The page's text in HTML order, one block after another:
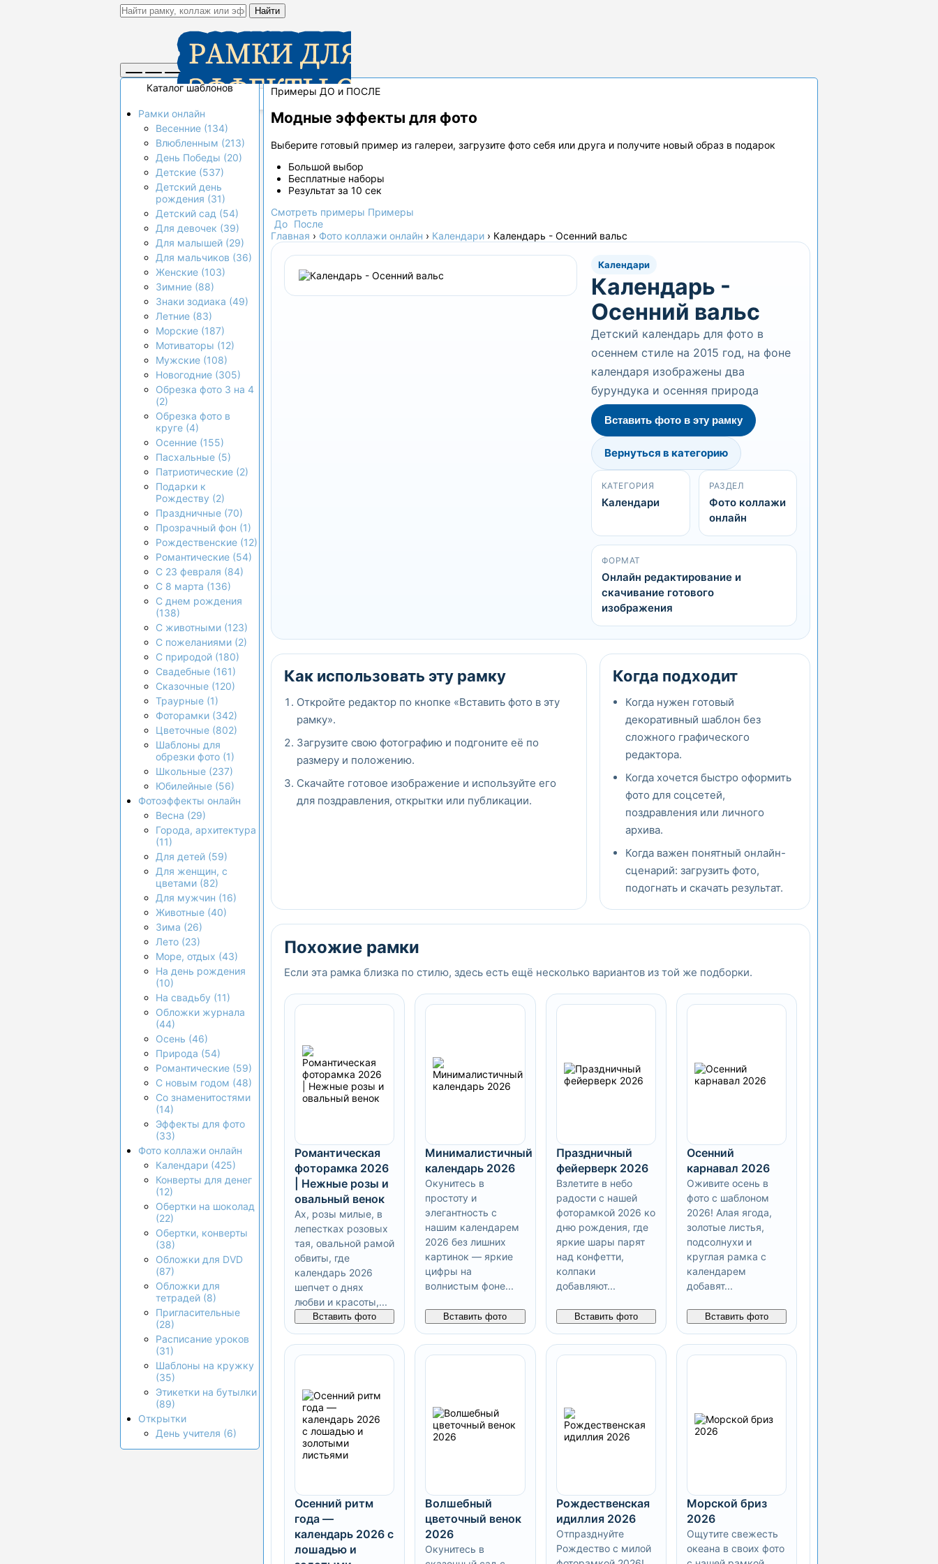
Найти
Каталог шаблонов
Рамки онлайн
Весенние (134)
Влюбленным (213)
День Победы (20)
Детские (537)
Детский день
рождения (31)
Детский сад (54)
Для девочек (39)
Для малышей (29)
Для мальчиков (36)
Женские (103)
Зимние (88)
Знаки зодиака (49)
Летние (83)
Морские (187)
Мотиваторы (12)
Мужские (108)
Новогодние (305)
Обрезка фото 3 на 4
(2)
Обрезка фото в
круге (4)
Осенние (155)
Пасхальные (5)
Патриотические (2)
Подарки к
Рождеству (2)
Праздничные (70)
Прозрачный фон (1)
Рождественские (12)
Романтические (54)
С 23 февраля (84)
С 8 марта (136)
С днем рождения
(138)
С животными (123)
С пожеланиями (2)
С природой (180)
Свадебные (161)
Сказочные (120)
Траурные (1)
Фоторамки (342)
Цветочные (802)
Шаблоны для
обрезки фото (1)
Школьные (237)
Юбилейные (56)
Фотоэффекты онлайн
Весна (29)
Города, архитектура
(11)
Для детей (59)
Для женщин, с
цветами (82)
Для мужчин (16)
Животные (40)
Зима (26)
Лето (23)
Море, отдых (43)
На день рождения
(10)
На свадьбу (11)
Обложки журнала
(44)
Осень (46)
Природа (54)
Романтические (59)
С новым годом (48)
Со знаменитостями
(14)
Эффекты для фото
(33)
Фото коллажи онлайн
Календари (425)
Конверты для денег
(12)
Обертки на шоколад
(22)
Обертки, конверты
(38)
Обложки для DVD
(87)
Обложки для
тетрадей (8)
Пригласительные
(28)
Расписание уроков
(31)
Шаблоны на кружку
(35)
Этикетки на бутылки
(89)
Открытки
День учителя (6)
Примеры ДО и ПОСЛЕ
Модные эффекты для фото
Выберите готовый пример из галереи, загрузите фото себя или друга и получите новый образ в подарок
Большой выбор
Бесплатные наборы
Результат за 10 сек
Смотреть примеры Примеры
До После
Главная › Фото коллажи онлайн › Календари › Календарь - Осенний вальс
Календари
Календарь -
Осенний вальс
Детский календарь для фото в
осеннем стиле на 2015 год, на фоне
календаря изображены два
бурундука и осенняя природа
Вставить фото в эту рамку
Вернуться в категорию
КАТЕГОРИЯ
Календари
РАЗДЕЛ
Фото коллажи
онлайн
ФОРМАТ
Онлайн редактирование и
скачивание готового
изображения
Как использовать эту рамку
Откройте редактор по кнопке «Вставить фото в эту
рамку».
Загрузите свою фотографию и подгоните её по
размеру и положению.
Скачайте готовое изображение и используйте его
для поздравления, открытки или публикации.
Когда подходит
Когда нужен готовый
декоративный шаблон без
сложного графического
редактора.
Когда хочется быстро оформить
фото для соцсетей,
поздравления или личного
архива.
Когда важен понятный онлайн-
сценарий: загрузить фото,
подогнать и скачать результат.
Похожие рамки
Если эта рамка близка по стилю, здесь есть ещё несколько вариантов из той же подборки.
Романтическая
фоторамка 2026
| Нежные розы и
овальный венок
Ах, розы милые, в
лепестках розовых
тая, овальной рамой
обвиты, где
календарь 2026
шепчет о днях
любви и красоты,...
Вставить фото
Минималистичный
календарь 2026
Окунитесь в
простоту и
элегантность с
нашим календарем
2026 без лишних
картинок — яркие
цифры на
волнистым фоне...
Вставить фото
Праздничный
фейерверк 2026
Взлетите в небо
радости с нашей
фоторамкой 2026 ко
дню рождения, где
яркие шары парят
над конфетти,
колпаки
добавляют...
Вставить фото
Осенний
карнавал 2026
Оживите осень в
фото с шаблоном
2026! Алая ягода,
золотые листья,
подсолнухи и
круглая рамка с
календарем
добавят...
Вставить фото
Осенний ритм
года —
календарь 2026 с
лошадью и
Волшебный
цветочный венок
2026
Окунитесь в
Рождественская
идиллия 2026
Отпразднуйте
Рождество с милой
Морской бриз
2026
Ощутите свежесть
океана в своих фото